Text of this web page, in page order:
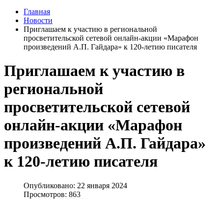
Главная
Новости
Приглашаем к участию в региональной
просветительской сетевой онлайн-акции «Марафон
произведений А.П. Гайдара» к 120-летию писателя
Приглашаем к участию в
региональной
просветительской сетевой
онлайн-акции «Марафон
произведений А.П. Гайдара»
к 120-летию писателя
Опубликовано: 22 января 2024
Просмотров: 863